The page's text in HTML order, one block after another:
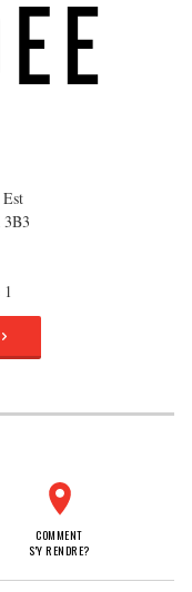
3B3
COMMENT
S'Y RENDRE?